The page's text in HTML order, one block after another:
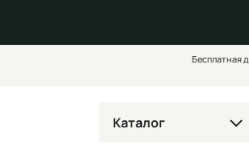
Бесплатная
Каталог